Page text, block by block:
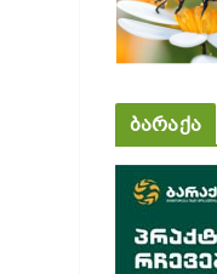
ბარაქა